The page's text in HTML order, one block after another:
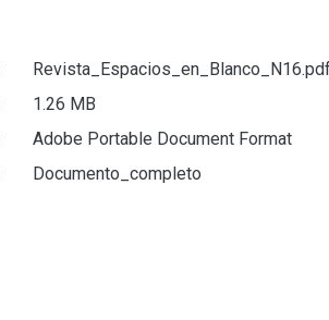
1.26 MB
Adobe Portable Document Format
Documento_completo